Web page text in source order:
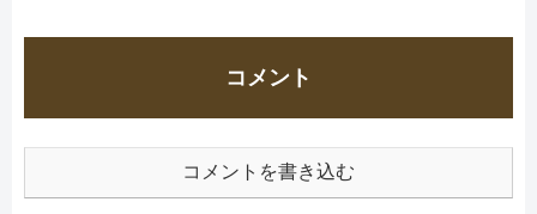
コメント
コメントを書き込む